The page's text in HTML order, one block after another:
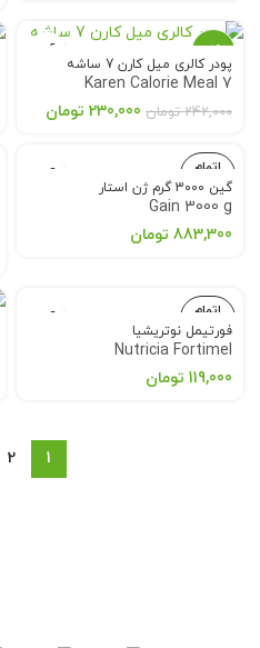
-5%
اتمام
موجودی
پودر کالری میل کارن 7 ساشه
Karen Calorie Meal 7
Sachets
242,000 تومان 230,000 تومان
اتمام
موجودی
گین 3000 گرم ژن استار
Gain 3000 g
883,300 تومان
اتمام
موجودی
فورتیمل نوتریشیا
Nutricia Fortimel
119,000 تومان
1
2